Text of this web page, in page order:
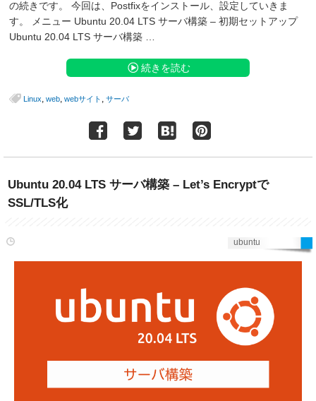
の続きです。 今回は、Postfixをインストール、設定していきま
す。 メニュー Ubuntu 20.04 LTS サーバ構築 – 初期セットアップ
Ubuntu 20.04 LTS サーバ構築 …
続きを読む
Linux web webサイト サーバ
Ubuntu 20.04 LTS サーバ構築 – Let’s Encryptで
SSL/TLS化
ubuntu